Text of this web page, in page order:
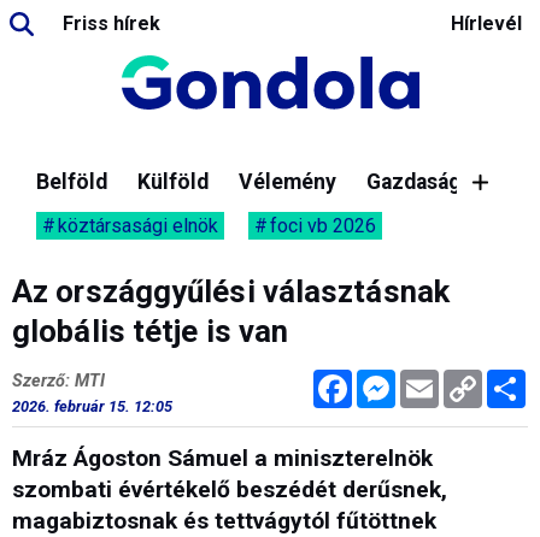
Friss hírek Hírlevél
Belföld Külföld Vélemény Gazdaság
köztársasági elnök foci vb 2026
Az országgyűlési választásnak
globális tétje is van
FacebookMessenger
Email Copy
Link
Szerző: MTI
2026. február 15. 12:05
Mráz Ágoston Sámuel a miniszterelnök
szombati évértékelő beszédét derűsnek,
magabiztosnak és tettvágytól fűtöttnek